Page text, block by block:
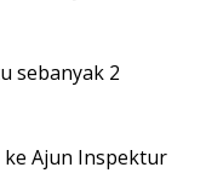
sebanyak 2
ke Ajun Inspektur